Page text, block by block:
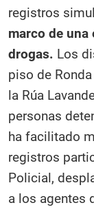
registros
marco de
drogas. Los
piso de
la Rúa
personas
ha facilitado
registros
Policial,
a los agentes